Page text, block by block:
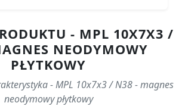
- MPL 10X7X3 /
NEODYMOWY
PŁYTKOWY
- MPL 10x7x3 / N38 - magnes
neodymowy płytkowy